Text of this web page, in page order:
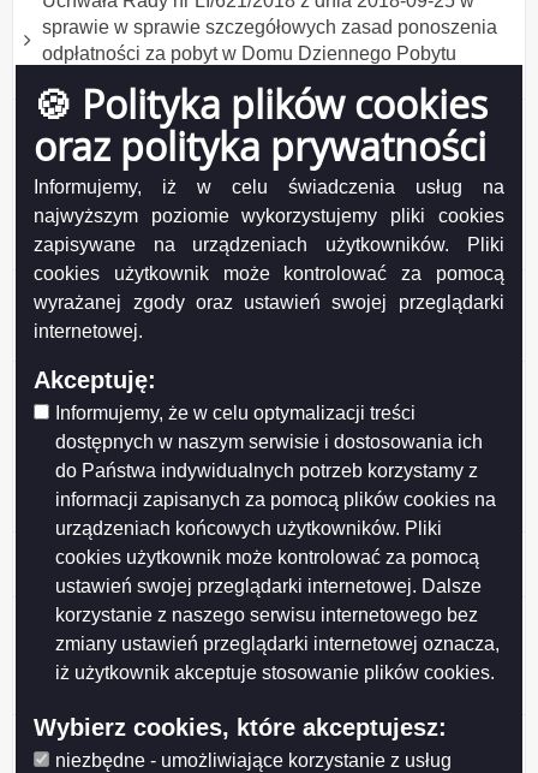
🍪 Polityka plików cookies
oraz polityka prywatności
Informujemy, iż w celu świadczenia usług na
najwyższym poziomie wykorzystujemy pliki cookies
zapisywane na urządzeniach użytkowników. Pliki
cookies użytkownik może kontrolować za pomocą
wyrażanej zgody oraz ustawień swojej przeglądarki
internetowej.
Akceptuję:
Informujemy, że w celu optymalizacji treści
dostępnych w naszym serwisie i dostosowania ich
do Państwa indywidualnych potrzeb korzystamy z
informacji zapisanych za pomocą plików cookies na
urządzeniach końcowych użytkowników. Pliki
cookies użytkownik może kontrolować za pomocą
ustawień swojej przeglądarki internetowej. Dalsze
korzystanie z naszego serwisu internetowego bez
zmiany ustawień przeglądarki internetowej oznacza,
iż użytkownik akceptuje stosowanie plików cookies.
Wybierz cookies, które akceptujesz:
niezbędne - umożliwiające korzystanie z usług
sprawie w sprawie szczegółowych zasad ponoszenia
odpłatności za pobyt w Domu Dziennego Pobytu
Uchwała Rady nr LI/620/2018 z dnia 2018-09-25 w
sprawie w sprawie uchwalenia Programu współpracy
Miasta Suwałk z organizacjami pozarządowymi oraz
podmiotami, o których mowa w art. 3 ust. 3 ustawy z
dnia 24 kwietnia 2003 r. o działalności pożytku
publiczne
Uchwała Rady nr L/618/2018 z dnia 2018-08-29 w
sprawie w sprawie zmian w budżecie miasta na 2018
rok
Uchwała Rady nr L/617/2018 z dnia 2018-08-29 w
sprawie w sprawie utworzenia w Gminie Mieście
Suwałki odrębnych obwodów głosowania w wyborach
do rad gmin, rad powiatów, sejmików województw i rad
dzielnic m.st. Warszawy oraz wyborów wójtów,
burmistrzów, pre
Uchwała nr XLVIII/615/2018 z dnia 25 lipca 2018 r. w
sprawie zmian w budżecie miasta na 2018 rok
Uchwała nr XLVIII/612/2018 z dnia 25 lipca 2018 r. w
sprawie miejscowego planu zagospodarowania
przestrzennego terenu graniczącego z cmentarzem
Uchwała nr XLVIII/611/2018 z dnia 25 lipca 2018 r. w
sprawie miejscowego planu zagospodarowania